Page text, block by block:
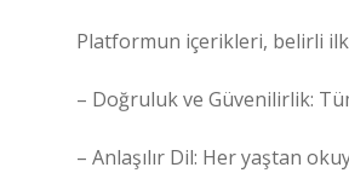
Platformun içerikleri, belirli
– Doğruluk ve Güvenilirlik:
– Anlaşılır Dil: Her yaştan